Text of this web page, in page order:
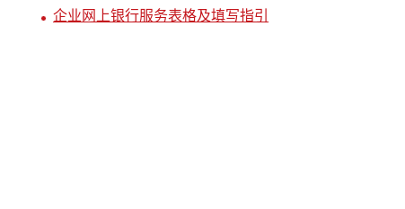
企业网上银行服务表格及填写指引